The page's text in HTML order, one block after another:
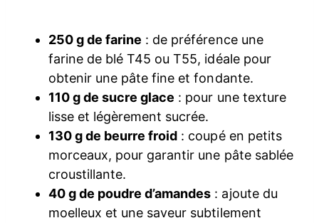
250 g de farine : de préférence une
farine de blé T45 ou T55, idéale pour
obtenir une pâte fine et fondante.
110 g de sucre glace : pour une texture
lisse et légèrement sucrée.
130 g de beurre froid : coupé en petits
morceaux, pour garantir une pâte sablée
croustillante.
40 g de poudre d’amandes : ajoute du
moelleux et une saveur subtilement